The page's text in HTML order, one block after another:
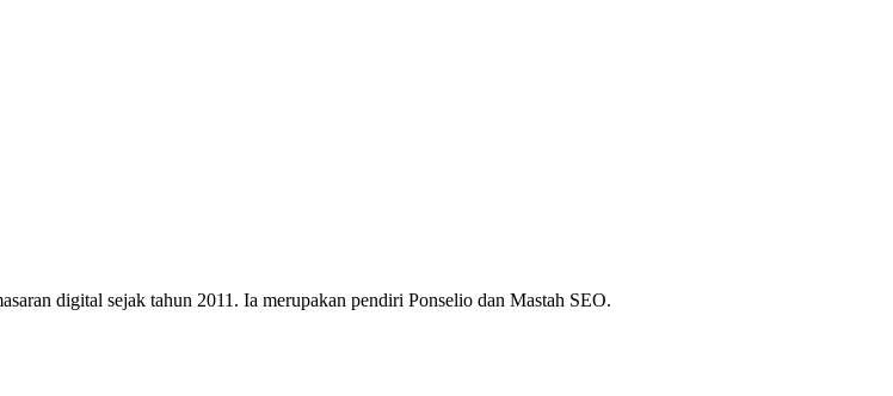
digital sejak tahun 2011. Ia merupakan pendiri Ponselio dan Mastah SEO.